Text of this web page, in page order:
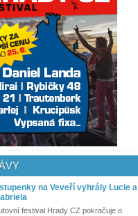
na Veveří vyhrály Lucie a
festival Hrady CZ pokračuje o